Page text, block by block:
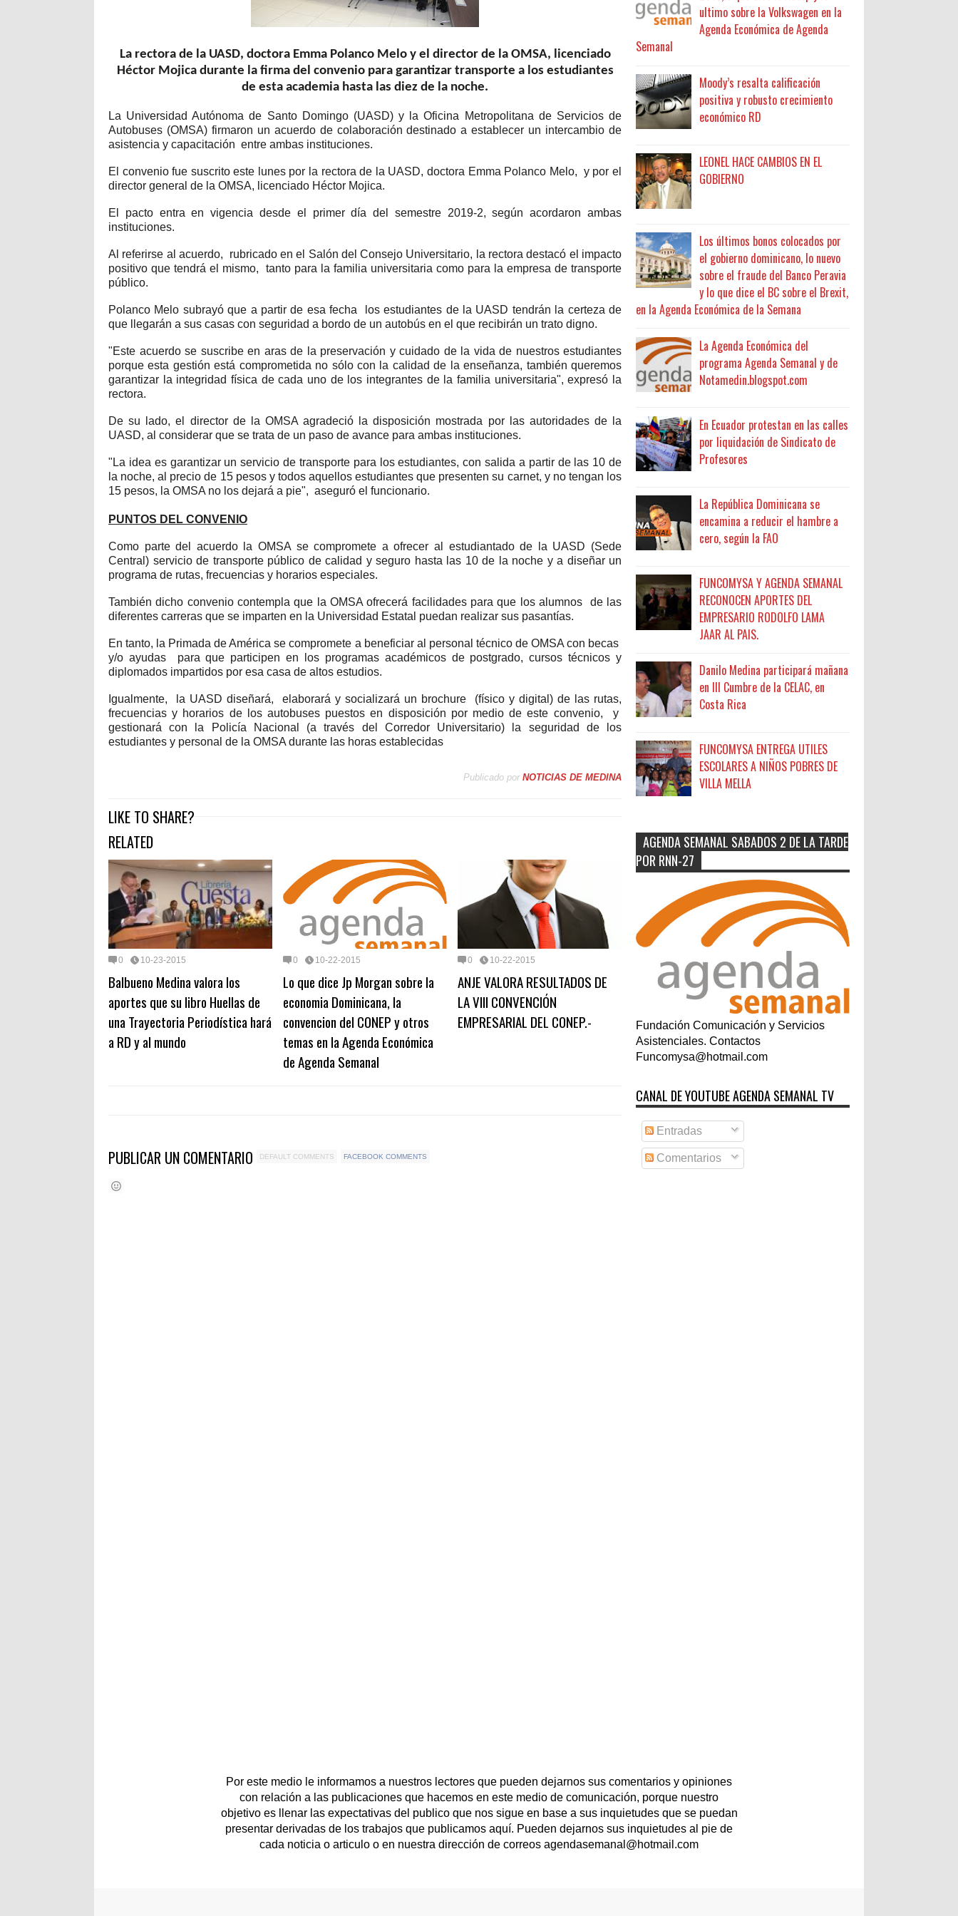
La rectora de la UASD, doctora Emma Polanco Melo y el director de la OMSA, licenciado
Héctor Mojica durante la firma del convenio para garantizar transporte a los estudiantes
de esta academia hasta las diez de la noche.
La Universidad Autónoma de Santo Domingo (UASD) y la Oficina Metropolitana de Servicios de
Autobuses (OMSA) firmaron un acuerdo de colaboración destinado a establecer un intercambio de
asistencia y capacitación entre ambas instituciones.
El convenio fue suscrito este lunes por la rectora de la UASD, doctora Emma Polanco Melo, y por el
director general de la OMSA, licenciado Héctor Mojica.
El pacto entra en vigencia desde el primer día del semestre 2019-2, según acordaron ambas
instituciones.
Al referirse al acuerdo, rubricado en el Salón del Consejo Universitario, la rectora destacó el impacto
positivo que tendrá el mismo, tanto para la familia universitaria como para la empresa de transporte
público.
Polanco Melo subrayó que a partir de esa fecha los estudiantes de la UASD tendrán la certeza de
que llegarán a sus casas con seguridad a bordo de un autobús en el que recibirán un trato digno.
"Este acuerdo se suscribe en aras de la preservación y cuidado de la vida de nuestros estudiantes
porque esta gestión está comprometida no sólo con la calidad de la enseñanza, también queremos
garantizar la integridad física de cada uno de los integrantes de la familia universitaria", expresó la
rectora.
De su lado, el director de la OMSA agradeció la disposición mostrada por las autoridades de la
UASD, al considerar que se trata de un paso de avance para ambas instituciones.
"La idea es garantizar un servicio de transporte para los estudiantes, con salida a partir de las 10 de
la noche, al precio de 15 pesos y todos aquellos estudiantes que presenten su carnet, y no tengan los
15 pesos, la OMSA no los dejará a pie", aseguró el funcionario.
PUNTOS DEL CONVENIO
Como parte del acuerdo la OMSA se compromete a ofrecer al estudiantado de la UASD (Sede
Central) servicio de transporte público de calidad y seguro hasta las 10 de la noche y a diseñar un
programa de rutas, frecuencias y horarios especiales.
También dicho convenio contempla que la OMSA ofrecerá facilidades para que los alumnos de las
diferentes carreras que se imparten en la Universidad Estatal puedan realizar sus pasantías.
En tanto, la Primada de América se compromete a beneficiar al personal técnico de OMSA con becas
y/o ayudas para que participen en los programas académicos de postgrado, cursos técnicos y
diplomados impartidos por esa casa de altos estudios.
Igualmente, la UASD diseñará, elaborará y socializará un brochure (físico y digital) de las rutas,
frecuencias y horarios de los autobuses puestos en disposición por medio de este convenio, y
gestionará con la Policía Nacional (a través del Corredor Universitario) la seguridad de los
estudiantes y personal de la OMSA durante las horas establecidas
Publicado por NOTICIAS DE MEDINA
LIKE TO SHARE?
RELATED
0 10-23-2015
Balbueno Medina valora los
aportes que su libro Huellas de
una Trayectoria Periodística hará
a RD y al mundo
0 10-22-2015
Lo que dice Jp Morgan sobre la
economia Dominicana, la
convencion del CONEP y otros
temas en la Agenda Económica
de Agenda Semanal
0 10-22-2015
ANJE VALORA RESULTADOS DE
LA VIII CONVENCIÓN
EMPRESARIAL DEL CONEP.-
PUBLICAR UN COMENTARIO DEFAULT COMMENTS FACEBOOK COMMENTS
ultimo sobre la Volkswagen en la
Agenda Económica de Agenda
Semanal
Moody’s resalta calificación
positiva y robusto crecimiento
económico RD
LEONEL HACE CAMBIOS EN EL
GOBIERNO
Los últimos bonos colocados por
el gobierno dominicano, lo nuevo
sobre el fraude del Banco Peravia
y lo que dice el BC sobre el Brexit,
en la Agenda Económica de la Semana
La Agenda Económica del
programa Agenda Semanal y de
Notamedin.blogspot.com
En Ecuador protestan en las calles
por liquidación de Sindicato de
Profesores
La República Dominicana se
encamina a reducir el hambre a
cero, según la FAO
FUNCOMYSA Y AGENDA SEMANAL
RECONOCEN APORTES DEL
EMPRESARIO RODOLFO LAMA
JAAR AL PAIS.
Danilo Medina participará mañana
en III Cumbre de la CELAC, en
Costa Rica
FUNCOMYSA ENTREGA UTILES
ESCOLARES A NIÑOS POBRES DE
VILLA MELLA
AGENDA SEMANAL SABADOS 2 DE LA TARDE
POR RNN-27
Fundación Comunicación y Servicios
Asistenciales. Contactos
Funcomysa@hotmail.com
CANAL DE YOUTUBE AGENDA SEMANAL TV
Entradas
Comentarios
Por este medio le informamos a nuestros lectores que pueden dejarnos sus comentarios y opiniones
con relación a las publicaciones que hacemos en este medio de comunicación, porque nuestro
objetivo es llenar las expectativas del publico que nos sigue en base a sus inquietudes que se puedan
presentar derivadas de los trabajos que publicamos aquí. Pueden dejarnos sus inquietudes al pie de
cada noticia o articulo o en nuestra dirección de correos agendasemanal@hotmail.com